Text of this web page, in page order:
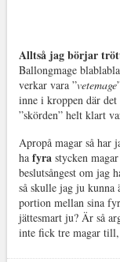
Alltså jag börjar
Ballongmage
verkar vara ”vetemage
inne i kroppen där
”skörden” helt klart
Apropå magar så har
ha fyrastycken
beslutsångest om jag
så skulle jag ju kunna
portion mellan sina
jättesmart ju? Är så
inte fick tre magar